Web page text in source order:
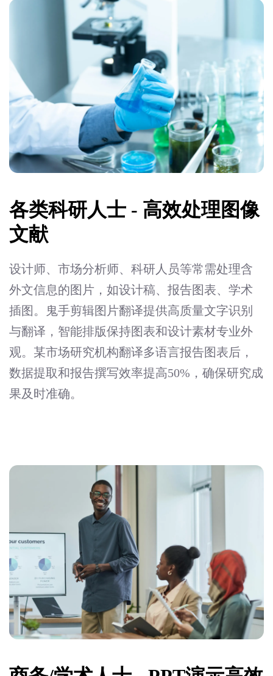
各类科研人士 - 高效处理图像
文献
设计师、市场分析师、科研人员等常需处理含
外文信息的图片，如设计稿、报告图表、学术
插图。鬼手剪辑图片翻译提供高质量文字识别
与翻译，智能排版保持图表和设计素材专业外
观。某市场研究机构翻译多语言报告图表后，
数据提取和报告撰写效率提高50%，确保研究成
果及时准确。